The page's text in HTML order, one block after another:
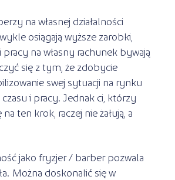
na własnej działalności
osiągają wyższe zarobki,
na własny rachunek bywają
się z tym, że zdobycie
swej sytuacji na rynku
i pracy. Jednak ci, którzy
ten krok, raczej nie żałują, a
jako fryzjer / barber pozwala
Można doskonalić się w